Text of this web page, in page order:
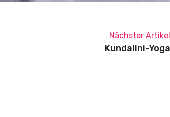
Nächster Artikel
Kundalini-Yoga